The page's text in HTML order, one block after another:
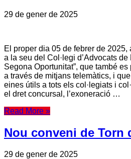
29 de gener de 2025
El proper dia 05 de febrer de 2025,
a la seu del Col·legi d’Advocats de
Segona Oportunitat”, que també
a través de mitjans telemàtics, i
eines útils a tots els col·legiats i
el dret concursal, l’exoneració …
Read More »
Nou conveni de Torn
29 de gener de 2025